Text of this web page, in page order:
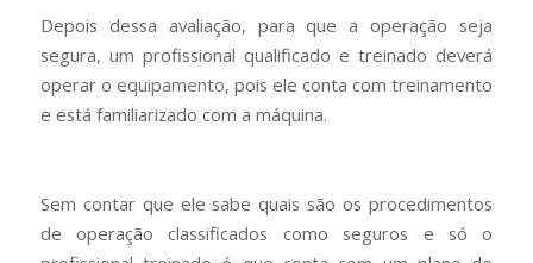
Depois dessa avaliação, para que a operação seja
segura, um profissional qualificado e treinado deverá
operar o equipamento, pois ele conta com treinamento
e está familiarizado com a máquina.
Sem contar que ele sabe quais são os procedimentos
de operação classificados como seguros e só o